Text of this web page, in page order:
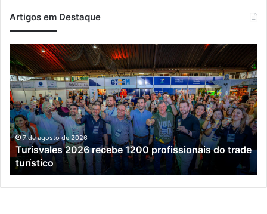
Artigos em Destaque
Turisvales
2026
recebe
1200
profissionais
do
trade
turístico
7 de agosto de 2026
Turisvales 2026 recebe 1200 profissionais do trade
turístico
de
e
já